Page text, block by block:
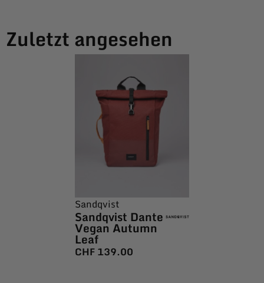
Zuletzt angesehen
Sandqvist
Sandqvist Dante
Vegan Autumn
Leaf
CHF139.00